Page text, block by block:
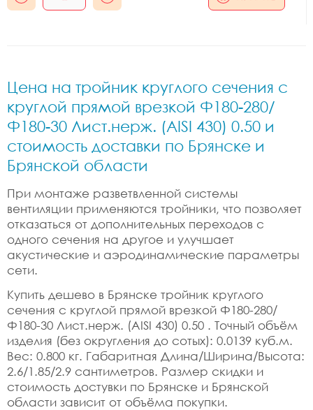
Цена на тройник круглого сечения с
круглой прямой врезкой Ф180-280/
Ф180-30 Лист.нерж. (AISI 430) 0.50 и
стоимость доставки по Брянске и
Брянской области
При монтаже разветвленной системы
вентиляции применяются тройники, что позволяет
отказаться от дополнительных переходов с
одного сечения на другое и улучшает
акустические и аэродинамические параметры
сети.
Купить дешево в Брянске тройник круглого
сечения с круглой прямой врезкой Ф180-280/
Ф180-30 Лист.нерж. (AISI 430) 0.50 . Точный объём
изделия (без округления до сотых): 0.0139 куб.м.
Вес: 0.800 кг. Габаритная Длина/Ширина/Высота:
2.6/1.85/2.9 сантиметров. Размер скидки и
стоимость достувки по Брянске и Брянской
области зависит от объёма покупки.